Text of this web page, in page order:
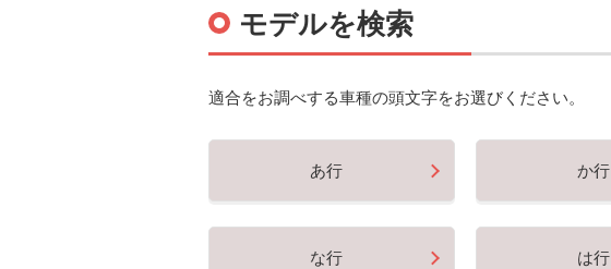
モデルを検索
適合をお調べする車種の頭文字をお選びください。
あ行 か行
な行 は行